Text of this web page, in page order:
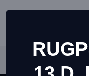
IŠ TOS PAČIOS